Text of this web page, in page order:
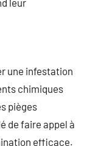
une infestation
chimiques
pièges
de faire appel à
efficace.